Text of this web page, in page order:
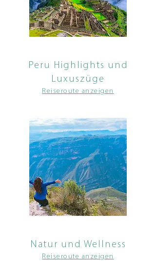
Peru Highlights und
Luxuszüge
Reiseroute anzeigen
Natur und Wellness
Reiseroute anzeigen